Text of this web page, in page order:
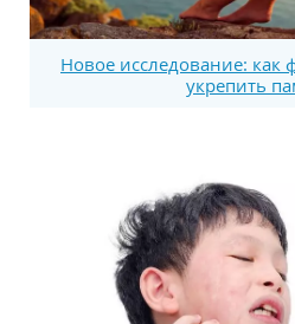
Новое исследование: как
укрепить